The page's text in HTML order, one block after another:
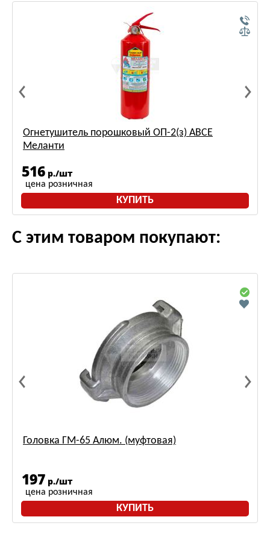
Огнетушитель порошковый ОП-2(з) АВСЕ
Меланти
516 р./шт
цена розничная
КУПИТЬ
С этим товаром покупают:
Головка ГМ-65 Алюм. (муфтовая)
197 р./шт
цена розничная
КУПИТЬ